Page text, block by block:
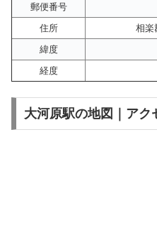
郵便番号
住所
相楽
緯度
経度
大河原駅の地図｜アク